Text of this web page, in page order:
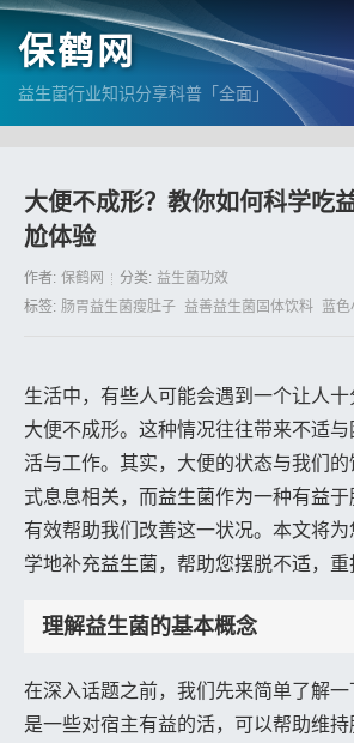
保鹤网
益生菌行业知识分享科普「全面」
大便不成形？教你如何科学吃
尬体验
作者: 保鹤网 分类: 益生菌功效
标签: 肠胃益生菌瘦肚子 益善益生菌固体饮料 蓝色
生活中，有些人可能会遇到一个让人
大便不成形。这种情况往往带来不适
活与工作。其实，大便的状态与我们
式息息相关，而益生菌作为一种有益于
有效帮助我们改善这一状况。本文将
学地补充益生菌，帮助您摆脱不适，重
理解益生菌的基本概念
在深入话题之前，我们先来简单了解
是一些对宿主有益的活，可以帮助维